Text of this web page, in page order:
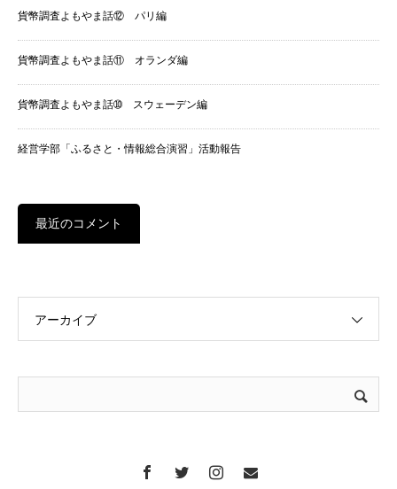
貨幣調査よもやま話⑫ パリ編
貨幣調査よもやま話⑪ オランダ編
貨幣調査よもやま話➉ スウェーデン編
経営学部「ふるさと・情報総合演習」活動報告
最近のコメント
アーカイブ